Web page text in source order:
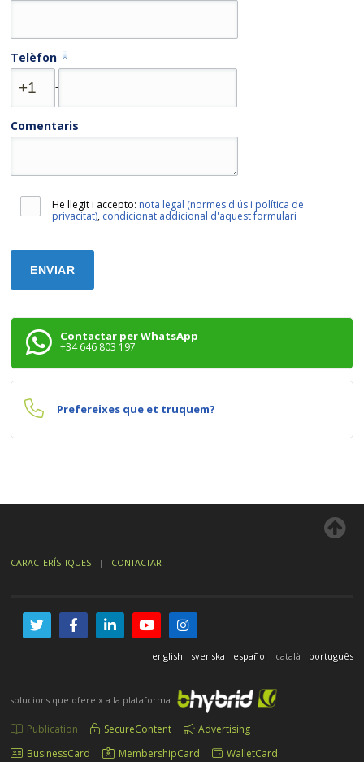
Telèfon
-
Comentaris
He llegit i accepto: nota legal (normes d'ús i política de
privacitat), condicionat addicional d'aquest formulari
Contactar per WhatsApp
+34 646 803 197
Prefereixes que et truquem?
CARACTERÍSTIQUES | CONTACTAR
english svenska español català português
solucions que ofereix a la plataforma
Publication SecureContent
Advertising
BusinessCard
MembershipCard WalletCard